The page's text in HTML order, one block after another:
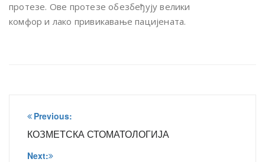
протезе. Ове протезе обезбеђују велики
комфор и лако привикавање пацијената.
Кретање
чланка
Previous:
КОЗМЕТСКА СТОМАТОЛОГИЈА
Next: